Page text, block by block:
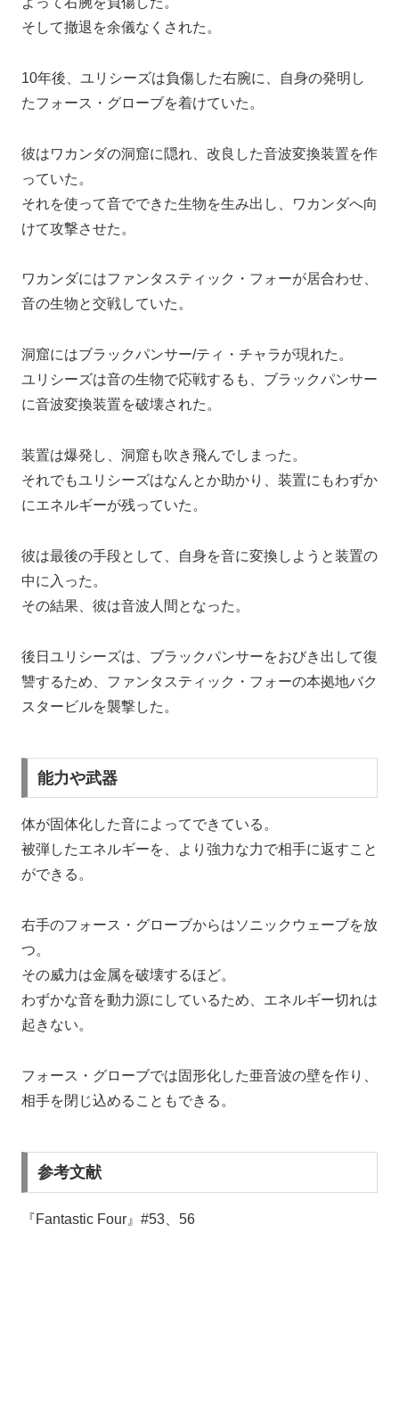
そして撤退を余儀なくされた。
10年後、ユリシーズは負傷した右腕に、自身の発明し
たフォース・グローブを着けていた。
彼はワカンダの洞窟に隠れ、改良した音波変換装置を作
っていた。
それを使って音でできた生物を生み出し、ワカンダへ向
けて攻撃させた。
ワカンダにはファンタスティック・フォーが居合わせ、
音の生物と交戦していた。
洞窟にはブラックパンサー/ティ・チャラが現れた。
ユリシーズは音の生物で応戦するも、ブラックパンサー
に音波変換装置を破壊された。
装置は爆発し、洞窟も吹き飛んでしまった。
それでもユリシーズはなんとか助かり、装置にもわずか
にエネルギーが残っていた。
彼は最後の手段として、自身を音に変換しようと装置の
中に入った。
その結果、彼は音波人間となった。
後日ユリシーズは、ブラックパンサーをおびき出して復
讐するため、ファンタスティック・フォーの本拠地バク
スタービルを襲撃した。
能力や武器
体が固体化した音によってできている。
被弾したエネルギーを、より強力な力で相手に返すこと
ができる。
右手のフォース・グローブからはソニックウェーブを放
つ。
その威力は金属を破壊するほど。
わずかな音を動力源にしているため、エネルギー切れは
起きない。
フォース・グローブでは固形化した亜音波の壁を作り、
相手を閉じ込めることもできる。
参考文献
『Fantastic Four』#53、56